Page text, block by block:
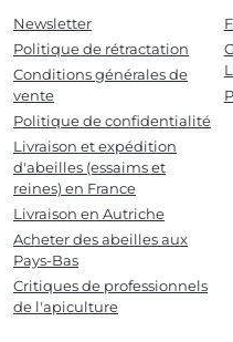
Newsletter
Politique de rétractation
Conditions générales de
vente
Politique de confidentialité
Livraison et expédition
d'abeilles (essaims et
reines) en France
Livraison en Autriche
Acheter des abeilles aux
Pays-Bas
Critiques de professionnels
de l'apiculture